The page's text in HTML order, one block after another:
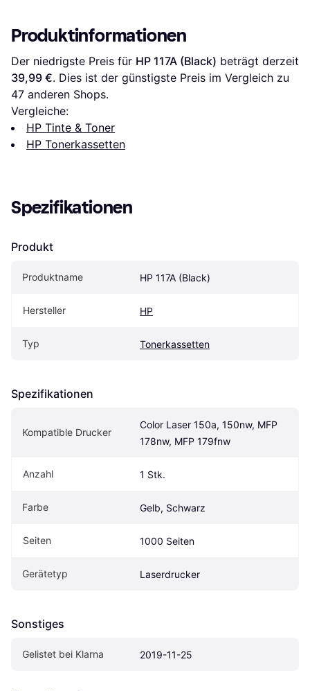
Produktinformationen
Der niedrigste Preis für HP 117A (Black)
39,99 €
47 anderen Shops.
Vergleiche:
HP Tinte & Toner
HP Tonerkassetten
Spezifikationen
Produkt
Produktname HP 117A (Black)
Hersteller HP
Typ Tonerkassetten
Spezifikationen
Kompatible Drucker
Color Laser 150a, 150nw, MFP
178nw, MFP 179fnw
Anzahl 1 Stk.
Farbe Gelb, Schwarz
Seiten 1000 Seiten
Gerätetyp Laserdrucker
Sonstiges
Gelistet bei Klarna 2019-11-25